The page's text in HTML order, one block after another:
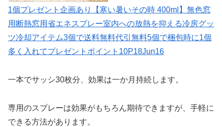
1個プレゼント企画あり【寒い暑いその時 400ml】無色窓
用断熱窓用省エネスプレー室内への放熱を抑える冷房グッ
ツ冷却アイテム3個で送料無料代引無料5個で梱包時に1個
多く入れてプレゼントポイント10P18Jun16
一本でサッシ30枚分、効果は一か月持続します。
専用のスプレーは効果がもちろん期待できますが、手軽に
できる方法があります。